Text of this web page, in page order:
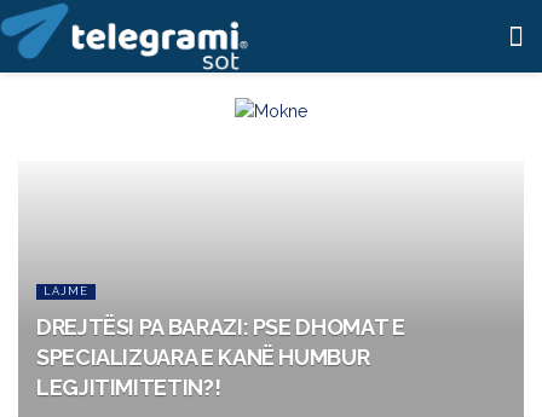
LAJME
DREJTËSI PA BARAZI: PSE DHOMAT E
SPECIALIZUARA E KANË HUMBUR
LEGJITIMITETIN?!